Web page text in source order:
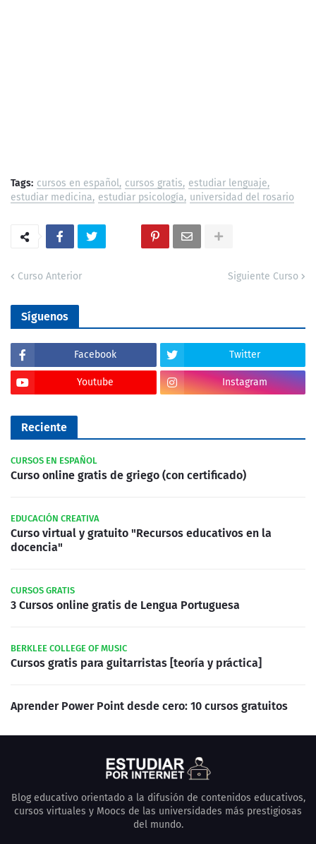
Tags: cursos en español cursos gratis estudiar lenguaje
estudiar medicina estudiar psicología universidad del rosario
Curso Anterior Siguiente Curso
Síguenos
Facebook Twitter
Youtube Instagram
Reciente
CURSOS EN ESPAÑOL
Curso online gratis de griego (con certificado)
EDUCACIÓN CREATIVA
Curso virtual y gratuito "Recursos educativos en la
docencia"
CURSOS GRATIS
3 Cursos online gratis de Lengua Portuguesa
BERKLEE COLLEGE OF MUSIC
Cursos gratis para guitarristas [teoría y práctica]
Aprender Power Point desde cero: 10 cursos gratuitos
Blog educativo orientado a la difusión de contenidos educativos,
cursos virtuales y Moocs de las universidades más prestigiosas
del mundo.